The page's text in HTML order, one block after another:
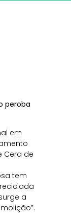
peroba
em
Cera de
tem
a